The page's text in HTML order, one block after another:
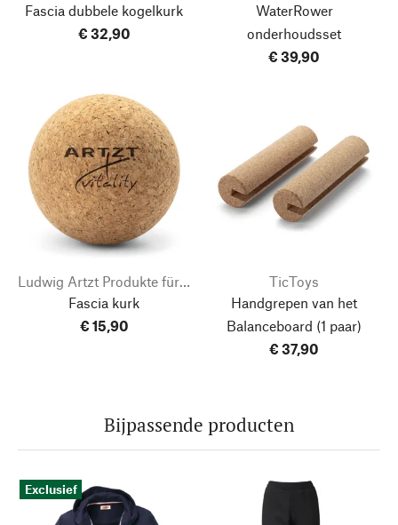
Fascia dubbele kogelkurk
€ 32,90
WaterRower
onderhoudsset
€ 39,90
Fascia kurk
€ 15,90
TicToys
Handgrepen van het
Balanceboard (1 paar)
€ 37,90
Bijpassende producten
Exclusief